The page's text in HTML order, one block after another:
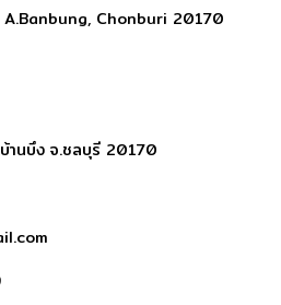
Chonburi 20170
านบึง จ.ชลบุรี 20170